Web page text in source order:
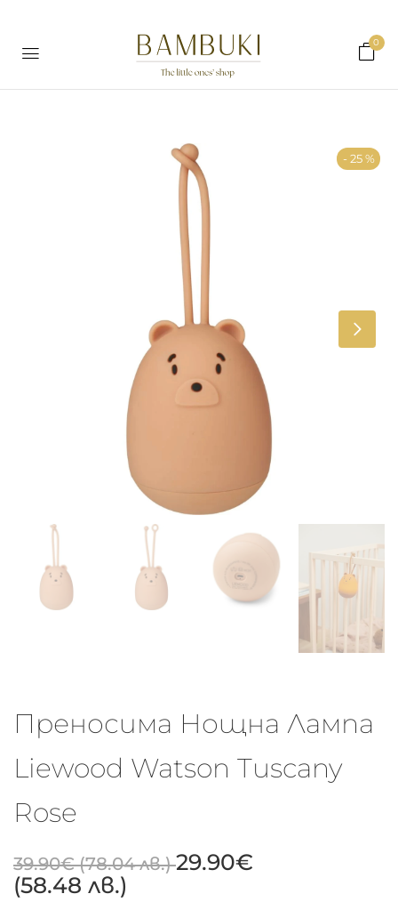
0
- 25 %
Преносима Нощна Лампа
Liewood Watson Tuscany
Rose
39.90€(78.04 лв.)29.90€
(58.48 лв.)